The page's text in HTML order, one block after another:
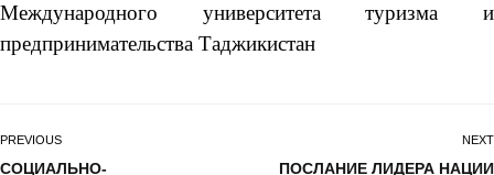
Международного университета туризма и
предпринимательства Таджикистан
PREVIOUS
СОЦИАЛЬНО-
NEXT
ПОСЛАНИЕ ЛИДЕРА НАЦИИ